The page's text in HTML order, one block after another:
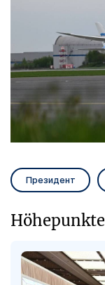
Президент
Höhepunkte